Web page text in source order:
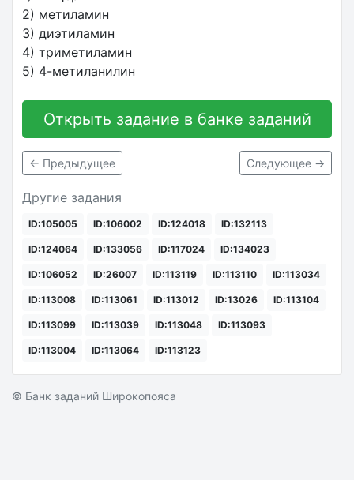
2) метиламин
3) диэтиламин
4) триметиламин
5) 4-метиланилин
Открыть задание в банке заданий
← Предыдущее Следующее →
Другие задания
ID:105005 ID:106002 ID:124018 ID:132113
ID:124064 ID:133056 ID:117024 ID:134023
ID:106052 ID:26007 ID:113119 ID:113110 ID:113034
ID:113008 ID:113061 ID:113012 ID:13026 ID:113104
ID:113099 ID:113039 ID:113048 ID:113093
ID:113004 ID:113064 ID:113123
© Банк заданий Широкопояса